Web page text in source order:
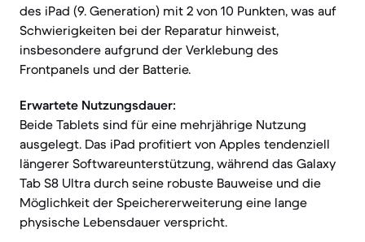
des iPad (9. Generation) mit 2 von 10 Punkten, was auf
Schwierigkeiten bei der Reparatur hinweist,
insbesondere aufgrund der Verklebung des
Frontpanels und der Batterie.
Erwartete Nutzungsdauer:
Beide Tablets sind für eine mehrjährige Nutzung
ausgelegt. Das iPad profitiert von Apples tendenziell
längerer Softwareunterstützung, während das Galaxy
Tab S8 Ultra durch seine robuste Bauweise und die
Möglichkeit der Speichererweiterung eine lange
physische Lebensdauer verspricht.